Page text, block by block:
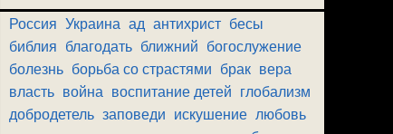
Россия Украина ад антихрист бесы
библия
благодать ближний
богослужение
болезнь борьба со страстями брак вера
власть война воспитание детей
глобализм
добродетель заповеди искушение любовь